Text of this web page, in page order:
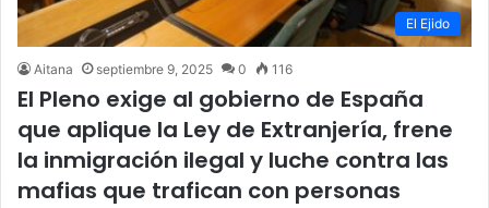
El Ejido
Aitana septiembre 9, 2025 0 116
El Pleno exige al gobierno de España
que aplique la Ley de Extranjería, frene
la inmigración ilegal y luche contra las
mafias que trafican con personas